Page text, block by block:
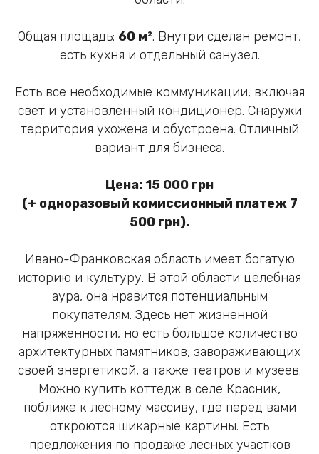
Общая площадь: 60 м². Внутри сделан ремонт,
есть кухня и отдельный санузел.
Есть все необходимые коммуникации, включая
свет и установленный кондиционер. Снаружи
территория ухожена и обустроена. Отличный
вариант для бизнеса.
Цена: 15 000 грн
(+ одноразовый комиссионный платеж 7
500 грн).
Ивано-Франковская область имеет богатую
историю и культуру. В этой области целебная
аура, она нравится потенциальным
покупателям. Здесь нет жизненной
напряженности, но есть большое количество
архитектурных памятников, завораживающих
своей энергетикой, а также театров и музеев.
Можно купить коттедж в селе Красник,
поближе к лесному массиву, где перед вами
откроются шикарные картины. Есть
предложения по продаже лесных участков